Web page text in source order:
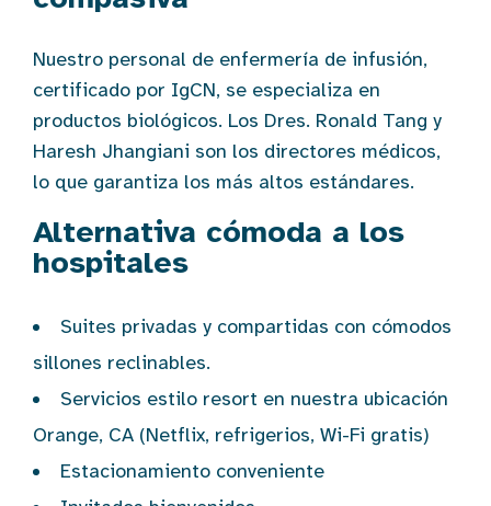
Nuestro personal de enfermería de infusión,
certificado por IgCN, se especializa en
productos biológicos. Los Dres. Ronald Tang y
Haresh Jhangiani son los directores médicos,
lo que garantiza los más altos estándares.
Alternativa cómoda a los
hospitales
Suites privadas y compartidas con cómodos
sillones reclinables.
Servicios estilo resort en nuestra ubicación
Orange, CA (Netflix, refrigerios, Wi-Fi gratis)
Estacionamiento conveniente